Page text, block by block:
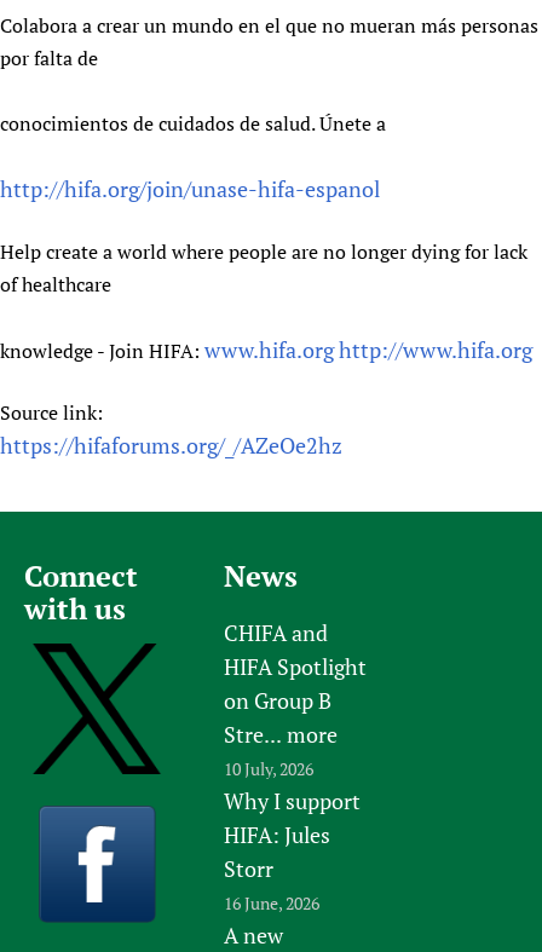
Colabora a crear un mundo en el que no mueran más personas
por falta de
conocimientos de cuidados de salud. Únete a
http://hifa.org/join/unase-hifa-espanol
Help create a world where people are no longer dying for lack
of healthcare
knowledge - Join HIFA: www.hifa.orghttp://www.hifa.org
Source link:
https://hifaforums.org/_/AZeOe2hz
Connect
with us
News
CHIFA and
HIFA Spotlight
on Group B
Stre... more
10 July, 2026
Why I support
HIFA: Jules
Storr
16 June, 2026
A new